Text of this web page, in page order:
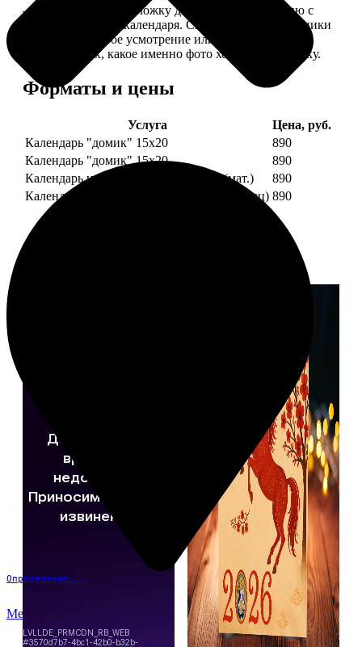
Определение...
Меню
— В кружочек на обложку добавляем фотографию с
одной из страниц календаря. Снимок наши сотрудники
выбирают на свое усмотрение или пишите в
комментариях, какое именно фото хотите на обложку.
Форматы и цены
Услуга
Цена, руб.
Календарь "домик" 15х20
890
Календарь "домик" 15х20
890
Календарь настольный А5 210х148 (мат.)
890
Календарь настольный А5 210х148 (глянец) 890